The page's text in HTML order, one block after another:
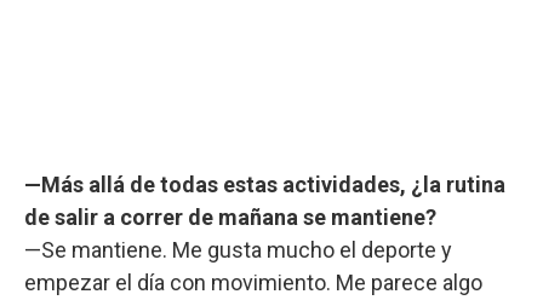
—Más allá de todas estas actividades, ¿la rutina
de salir a correr de mañana se mantiene?
—Se mantiene. Me gusta mucho el deporte y
empezar el día con movimiento. Me parece algo